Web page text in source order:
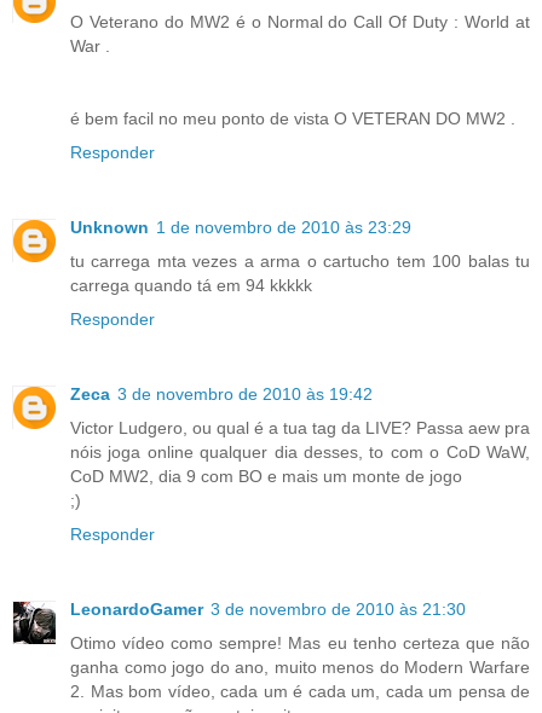
O Veterano do MW2 é o Normal do Call Of Duty : World at
War .
é bem facil no meu ponto de vista O VETERAN DO MW2 .
Responder
Unknown 1 de novembro de 2010 às 23:29
tu carrega mta vezes a arma o cartucho tem 100 balas tu
carrega quando tá em 94 kkkkk
Responder
Zeca 3 de novembro de 2010 às 19:42
Victor Ludgero, ou qual é a tua tag da LIVE? Passa aew pra
nóis joga online qualquer dia desses, to com o CoD WaW,
CoD MW2, dia 9 com BO e mais um monte de jogo
;)
Responder
LeonardoGamer 3 de novembro de 2010 às 21:30
Otimo vídeo como sempre! Mas eu tenho certeza que não
ganha como jogo do ano, muito menos do Modern Warfare
2. Mas bom vídeo, cada um é cada um, cada um pensa de